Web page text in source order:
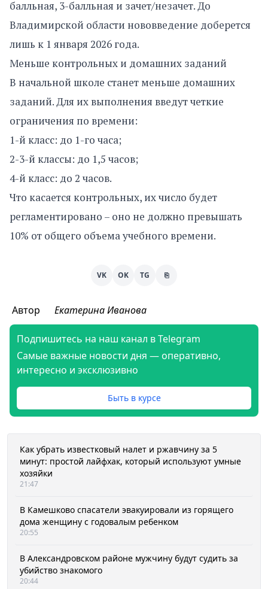
балльная, 3-балльная и зачет/незачет. До
Владимирской области нововведение доберется
лишь к 1 января 2026 года.
Меньше контрольных и домашних заданий
В начальной школе станет меньше домашних
заданий. Для их выполнения введут четкие
ограничения по времени:
1-й класс: до 1-го часа;
2-3-й классы: до 1,5 часов;
4-й класс: до 2 часов.
Что касается контрольных, их число будет
регламентировано – оно не должно превышать
10% от общего объема учебного времени.
VK OK TG ⎘
Автор Екатерина Иванова
Подпишитесь на наш канал в Telegram
Самые важные новости дня — оперативно,
интересно и эксклюзивно
Быть в курсе
Как убрать известковый налет и ржавчину за 5
минут: простой лайфхак, который используют умные
хозяйки
21:47
В Камешково спасатели эвакуировали из горящего
дома женщину с годовалым ребенком
20:55
В Александровском районе мужчину будут судить за
убийство знакомого
20:44